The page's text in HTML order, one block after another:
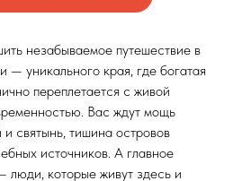
незабываемое путешествие в
— уникального края, где богатая
переплетается с живой
Вас ждут мощь
и святынь, тишина островов
источников. А главное
люди, которые живут здесь и